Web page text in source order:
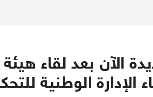
الآن بعد لقاء هيئة
الوطنية